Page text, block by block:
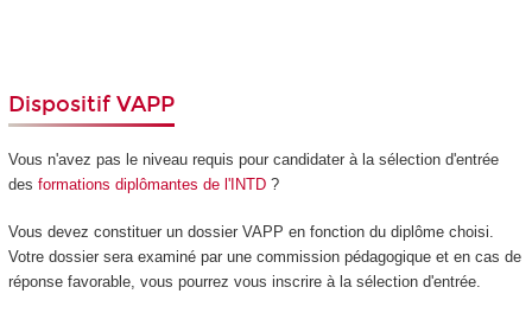
Dispositif VAPP
Vous n'avez pas le niveau requis pour candidater à la sélection d'entrée
des formations diplômantes de l'INTD?
Vous devez constituer un dossier VAPP en fonction du diplôme choisi.
Votre dossier sera examiné par une commission pédagogique et en cas de
réponse favorable, vous pourrez vous inscrire à la sélection d'entrée.